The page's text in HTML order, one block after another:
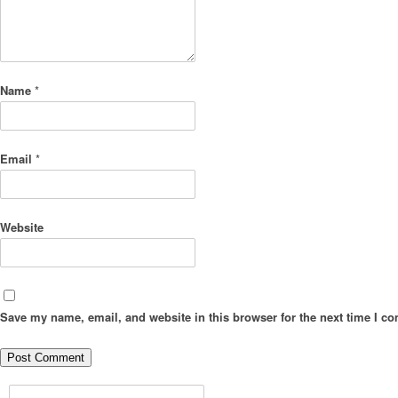
Name *
Email *
Website
Save my name, email, and website in this browser for the next time I